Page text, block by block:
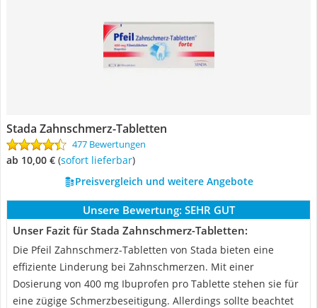
Stada Zahnschmerz-Tabletten
477 Bewertungen
ab 10,00 € ( Sofort lieferbar)
Preisvergleich und weitere Angebote
Unsere Bewertung: SEHR GUT
Unser Fazit für Stada Zahnschmerz-Tabletten:
Die Pfeil Zahnschmerz-Tabletten von Stada bieten eine
effiziente Linderung bei Zahnschmerzen. Mit einer
Dosierung von 400 mg Ibuprofen pro Tablette stehen sie für
eine zügige Schmerzbeseitigung. Allerdings sollte beachtet